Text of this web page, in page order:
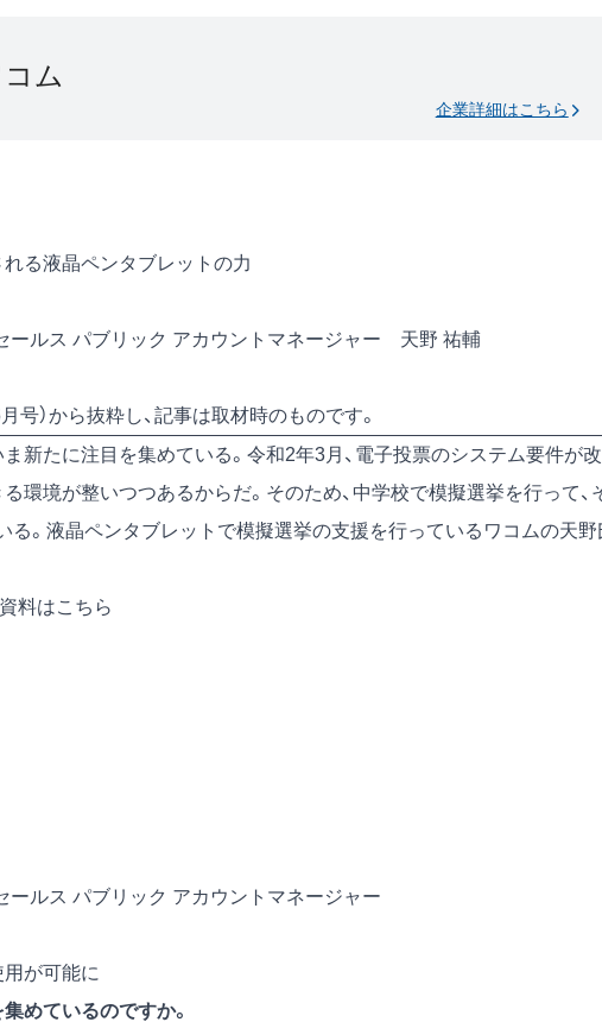
ム
企業詳細はこちら
る液晶ペンタブレットの力
ールス パブリック アカウントマネージャー 天野 祐輔
）から抜粋し、記事は取材時のものです。
新たに注目を集めている。令和2年3月、電子投票のシステム要件が改
環境が整いつつあるからだ。そのため、中学校で模擬選挙を行って、
る。液晶ペンタブレットで模擬選挙の支援を行っているワコムの天野
料はこちら
ールス パブリック アカウントマネージャー
が可能に
めているのですか。